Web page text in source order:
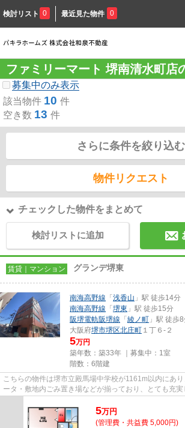
検討リスト 0 最近見た物件 0
ファミリーマート 堺南清水町店
募集中のみ表示
該当物件 10 件
空き数 13 件
さらに条件を絞り込む
物件リクエスト
チェックした物件をまとめて
検討リストに追加
賃貸｜マンション グランデ堺東
南海高野線 「 浅香山 」駅 徒歩14分
南海高野線 「 堺東 」駅 徒歩15分
阪堺電軌阪堺線 「 綾ノ町 」駅 徒歩
大阪府堺市堺区北庄町 １丁６-２
5万円
築年数：築33年 ｜募集中： 1室
階数：6階建
こちらの物件は堺市立殿馬場中学校が1161m以内にあ
ータ・敷地内ごみ置き場などが揃っており、とても充
5万円
(管理費・共益費 5,000円)